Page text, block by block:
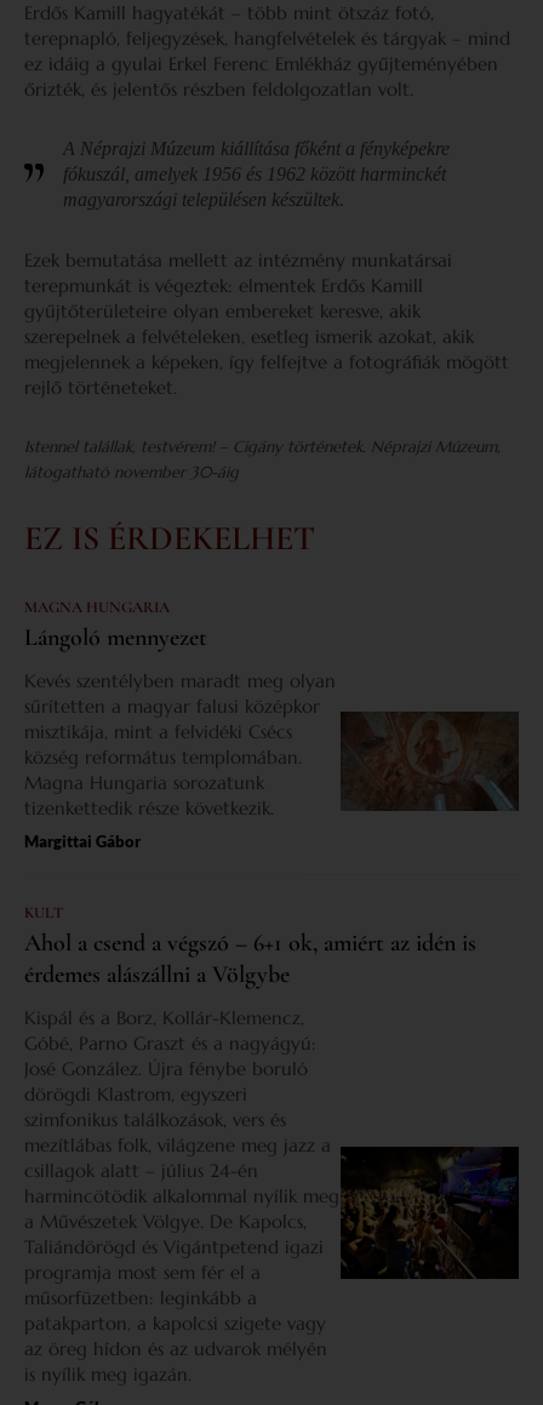
Erdős Kamill hagyatékát – több mint ötszáz fotó,
terepnapló, feljegyzések, hangfelvételek és tárgyak – mind
ez idáig a gyulai Erkel Ferenc Emlékház gyűjteményében
őrizték, és jelentős részben feldolgozatlan volt.
A Néprajzi Múzeum kiállítása főként a fényképekre
fókuszál, amelyek 1956 és 1962 között harminckét
magyarországi településen készültek.
Ezek bemutatása mellett az intézmény munkatársai
terepmunkát is végeztek: elmentek Erdős Kamill
gyűjtőterületeire olyan embereket keresve, akik
szerepelnek a felvételeken, esetleg ismerik azokat, akik
megjelennek a képeken, így felfejtve a fotográfiák mögött
rejlő történeteket.
Istennel talállak, testvérem! – Cigány történetek. Néprajzi Múzeum,
látogatható november 30-áig
EZ IS ÉRDEKELHET
MAGNA HUNGARIA
Lángoló mennyezet
Kevés szentélyben maradt meg olyan
sűrítetten a magyar falusi középkor
misztikája, mint a felvidéki Csécs
község református templomában.
Magna Hungaria sorozatunk
tizenkettedik része következik.
Margittai Gábor
KULT
Ahol a csend a végszó – 6+1 ok, amiért az idén is
érdemes alászállni a Völgybe
Kispál és a Borz, Kollár-Klemencz,
Góbé, Parno Graszt és a nagyágyú:
José González. Újra fénybe boruló
dörögdi Klastrom, egyszeri
szimfonikus találkozások, vers és
mezítlábas folk, világzene meg jazz a
csillagok alatt – július 24-én
harmincötödik alkalommal nyílik meg
a Művészetek Völgye. De Kapolcs,
Taliándörögd és Vigántpetend igazi
programja most sem fér el a
műsorfüzetben: leginkább a
patakparton, a kapolcsi szigete vagy
az öreg hídon és az udvarok mélyén
is nyílik meg igazán.